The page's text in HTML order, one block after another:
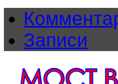
Записи